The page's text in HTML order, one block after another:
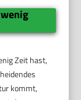
Zeit hast,
kommt,